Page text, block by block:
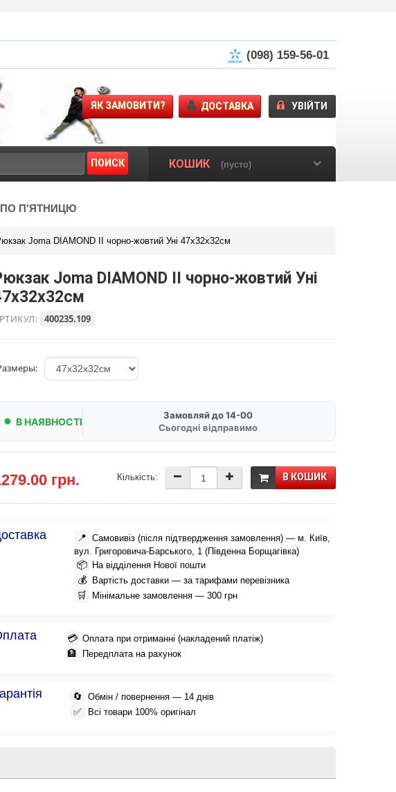
(098) 159-56-01
ПОИСК
УВІЙТИ
ЯК ЗАМОВИТИ? ДОСТАВКА
КОШИК (пусто)
ПО П'ЯТНИЦЮ
Joma DIAMOND II чорно-жовтий Уні 47х32х32см
Joma DIAMOND II чорно-жовтий Уні
400235.109
Замовляй до 14-00
Сьогодні відправимо
В НАЯВНОСТІ
грн. В КОШИК
Кількість:
📍 Самовивіз (після підтвердження замовлення) — м. Київ,
вул. Григоровича-Барського, 1 (Південна Борщагівка)
📦 На відділення Нової пошти
💰 Вартість доставки — за тарифами перевізника
🛒 Мінімальне замовлення — 300 грн
💳 Оплата при отриманні (накладений платіж)
🏦 Передплата на рахунок
🔄 Обмін / повернення — 14 днів
✅ Всі товари 100% оригінал